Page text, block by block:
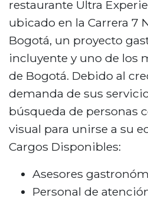
restaurante Ultra
ubicado en la Carrera 7
Bogotá, un proyecto
incluyente y uno de los
de Bogotá. Debido al
demanda de sus
búsqueda de personas
visual para unirse a su
Cargos Disponibles:
Asesores
Personal de